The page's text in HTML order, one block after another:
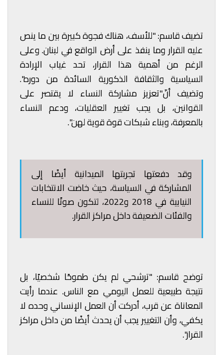
تضيف قاسم: "للأسف، هناك فجوة كبيرة بين ما ينص
عليه القرار وما ينفذ على أرض الواقع في لبنان. وعلى
الرغم من أهمية هذا القرار، تحد غياب الإرادة
السياسية والثقافة الذكورية السائدة من دوره".
وتضيف أنّ"تعزيز مشاركة النساء لا يقتصر على
القوانين، بل يجب تغيير العقليات، ودعم النساء
بالمعرفة، وبناء شبكات قوة قوية لهن".
وقد دفعتها تجربتها الميدانية أيضًا إلى
المشاركة في السياسة، حيث خاضت الانتخابات
النيابية في 2018 و2022، لتكون صوتًا للنساء
والفئات الضعيفة داخل مراكز القرار.
توضح قاسم: "ترشحي لم يكن طموحًا شخصيًا، بل
نتيجة طبيعية للعمل اليومي مع الناس. عندما رأيت
المعاناة عن قرب، أدركت أن العمل الإنساني وحده لا
يكفي، وأن التغيير يجب أن يحدث أيضًا من داخل مراكز
القرار".